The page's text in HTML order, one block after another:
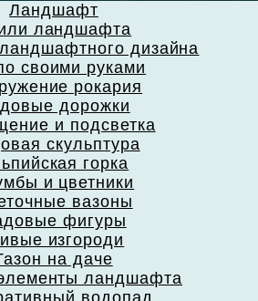
Ландшафт
ландшафта
дизайна
своими руками
рокария
дорожки
и подсветка
скульптура
горка
и цветники
вазоны
фигуры
изгороди
на даче
ландшафта
водопад